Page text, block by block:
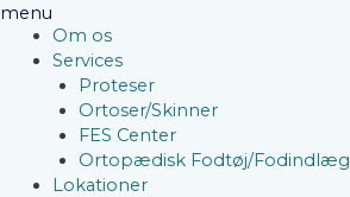
menu
Om os
Services
Proteser
Ortoser/Skinner
FES Center
Ortopædisk Fodtøj/Fodindlæg
Lokationer